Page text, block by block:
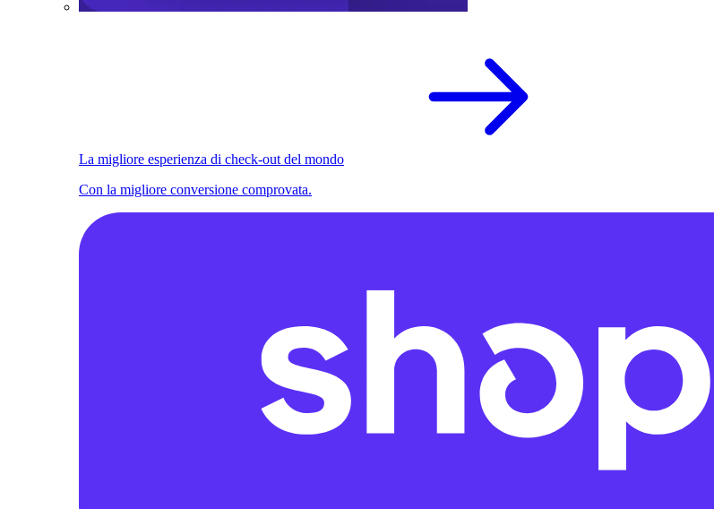
La migliore esperienza di check-out del mondo
Con la migliore conversione comprovata.